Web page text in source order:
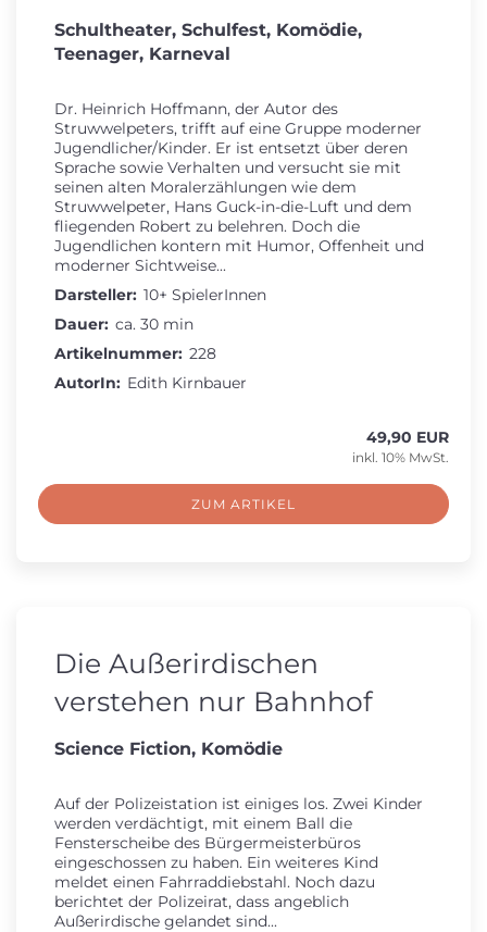
Schultheater, Schulfest, Komödie,
Teenager, Karneval
Dr. Heinrich Hoffmann, der Autor des
Struwwelpeters, trifft auf eine Gruppe moderner
Jugendlicher/Kinder. Er ist entsetzt über deren
Sprache sowie Verhalten und versucht sie mit
seinen alten Moralerzählungen wie dem
Struwwelpeter, Hans Guck-in-die-Luft und dem
fliegenden Robert zu belehren. Doch die
Jugendlichen kontern mit Humor, Offenheit und
moderner Sichtweise...
Darsteller: 10+ SpielerInnen
Dauer: ca. 30 min
Artikelnummer: 228
AutorIn: Edith Kirnbauer
49,90 EUR
inkl. 10% MwSt.
ZUM ARTIKEL
Die Außerirdischen
verstehen nur Bahnhof
Science Fiction, Komödie
Auf der Polizeistation ist einiges los. Zwei Kinder
werden verdächtigt, mit einem Ball die
Fensterscheibe des Bürgermeisterbüros
eingeschossen zu haben. Ein weiteres Kind
meldet einen Fahrraddiebstahl. Noch dazu
berichtet der Polizeirat, dass angeblich
Außerirdische gelandet sind...